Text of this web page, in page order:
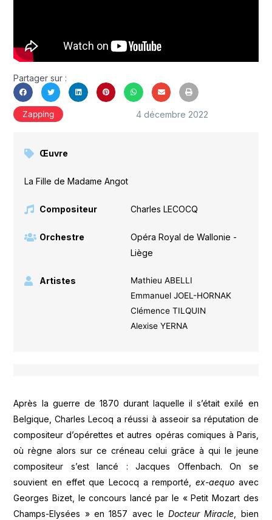
Partager sur :
Zapping 4 décembre 2022
Œuvre
La Fille de Madame Angot
Compositeur Charles LECOCQ
Orchestre
Opéra Royal de Wallonie -
Liège
Artistes
Mathieu ABELLI
Emmanuel JOEL-HORNAK
Clémence TILQUIN
Alexise YERNA
Après la guerre de 1870 durant laquelle il s’était exilé en
Belgique, Charles Lecoq a réussi à asseoir sa réputation de
compositeur d’opérettes et autres opéras comiques à Paris,
où règne alors sur ce créneau celui grâce à qui le jeune
compositeur s’est lancé : Jacques Offenbach. On se
souvient en effet que Lecocq a remporté, ex-aequoavec
Georges Bizet, le concours lancé par le « Petit Mozart des
Champs-Elysées » en 1857 avec leDocteur Miracle , bien